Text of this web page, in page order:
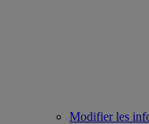
Modifier les